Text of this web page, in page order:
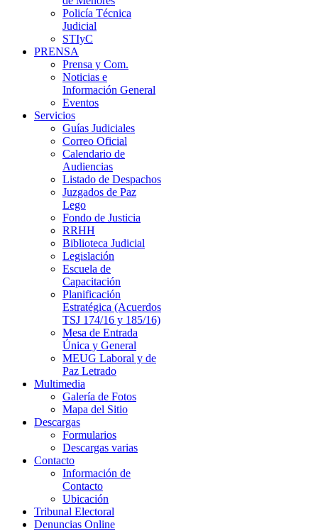
Policía Técnica
Judicial
STIyC
PRENSA
Prensa y Com.
Noticias e
Información General
Eventos
Servicios
Guías Judiciales
Correo Oficial
Calendario de
Audiencias
Listado de Despachos
Juzgados de Paz
Lego
Fondo de Justicia
RRHH
Biblioteca Judicial
Legislación
Escuela de
Capacitación
Planificación
Estratégica (Acuerdos
TSJ 174/16 y 185/16)
Mesa de Entrada
Única y General
MEUG Laboral y de
Paz Letrado
Multimedia
Galería de Fotos
Mapa del Sitio
Descargas
Formularios
Descargas varias
Contacto
Información de
Contacto
Ubicación
Tribunal Electoral
Denuncias Online